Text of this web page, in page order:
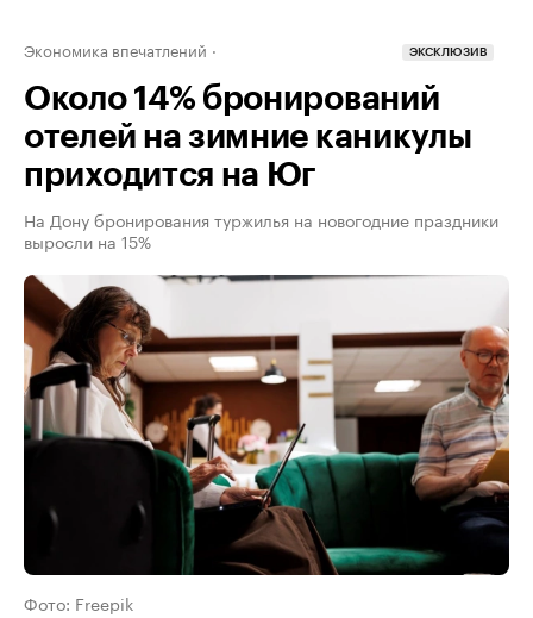
Экономика впечатлений ЭКСКЛЮЗИВ
Около 14% бронирований
отелей на зимние каникулы
приходится на Юг
На Дону бронирования туржилья на новогодние праздники
выросли на 15%
Фото: Freepik